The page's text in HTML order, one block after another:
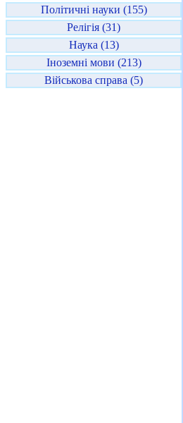
Політичні науки (155)
Релігія (31)
Наука (13)
Іноземні мови (213)
Військова справа (5)